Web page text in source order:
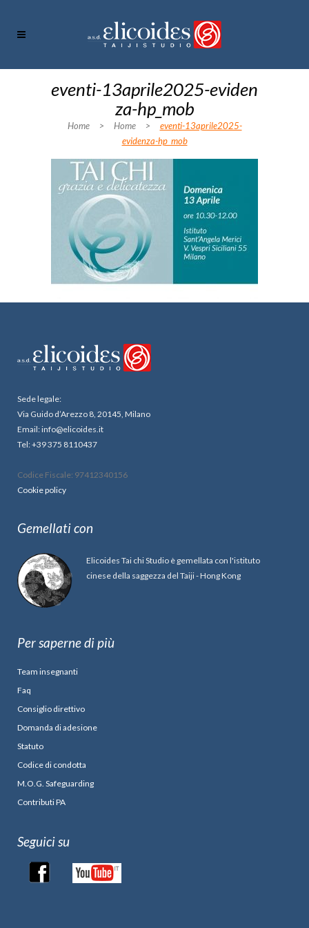
eventi-13aprile2025-eviden
za-hp_mob
Home > Home >
eventi-13aprile2025-
evidenza-hp_mob
Sede legale:
Via Guido d’Arezzo 8, 20145, Milano
Email: info@elicoides.it
Tel: +39 375 8110437
Codice Fiscale: 97412340156
Cookie policy
Gemellati con
Elicoides Tai chi Studio è gemellata con l'istituto
cinese della saggezza del Taiji - Hong Kong
Per saperne di più
Team insegnanti
Faq
Consiglio direttivo
Domanda di adesione
Statuto
Codice di condotta
M.O.G. Safeguarding
Contributi PA
Seguici su